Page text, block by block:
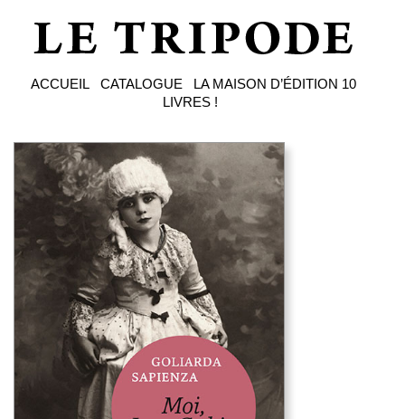
ACCUEIL CATALOGUE LA MAISON D’ÉDITION 10
LIVRES !